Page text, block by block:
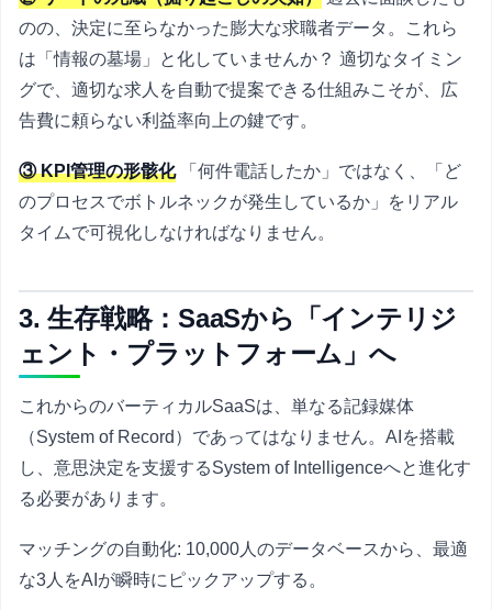
のの、決定に至らなかった膨大な求職者データ。これら
は「情報の墓場」と化していませんか？ 適切なタイミン
グで、適切な求人を自動で提案できる仕組みこそが、広
告費に頼らない利益率向上の鍵です。
③ KPI管理の形骸化「何件電話したか」ではなく、「ど
のプロセスでボトルネックが発生しているか」をリアル
タイムで可視化しなければなりません。
3. 生存戦略：SaaSから「インテリジ
ェント・プラットフォーム」へ
これからのバーティカルSaaSは、単なる記録媒体
（System of Record）であってはなりません。AIを搭載
し、意思決定を支援するSystem of Intelligenceへと進化す
る必要があります。
マッチングの自動化: 10,000人のデータベースから、最適
な3人をAIが瞬時にピックアップする。